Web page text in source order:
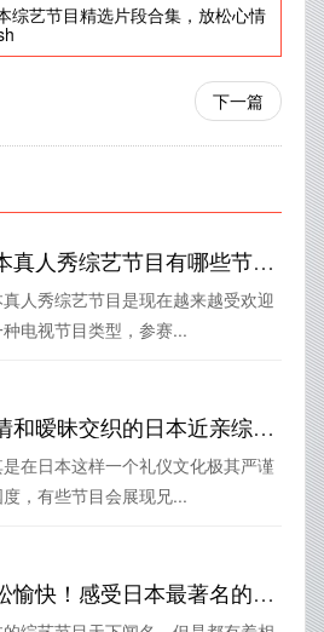
综艺节目精选片段合集，放松心情
下一篇
日本真人秀综艺节目有哪些节目？精选最佳观看清单
真人秀综艺节目是现在越来越受欢迎
种电视节目类型，参赛...
亲情和暧昧交织的日本近亲综艺，你敢看吗？
是在日本这样一个礼仪文化极其严谨
度，有些节目会展现兄...
轻松愉快！感受日本最著名的综艺节目带来的快乐